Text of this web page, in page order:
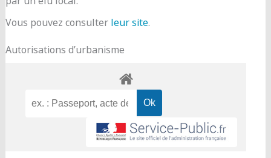
Vous pouvez consulter leur site.
Autorisations d’urbanisme